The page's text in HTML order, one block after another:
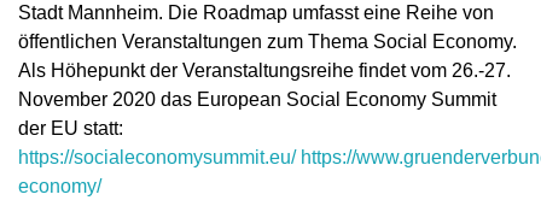
Stadt Mannheim. Die Roadmap umfasst eine Reihe von
öffentlichen Veranstaltungen zum Thema Social Economy.
Als Höhepunkt der Veranstaltungsreihe findet vom 26.-27.
November 2020 das European Social Economy Summit
der EU statt:
https://socialeconomysummit.eu/ https://
economy/